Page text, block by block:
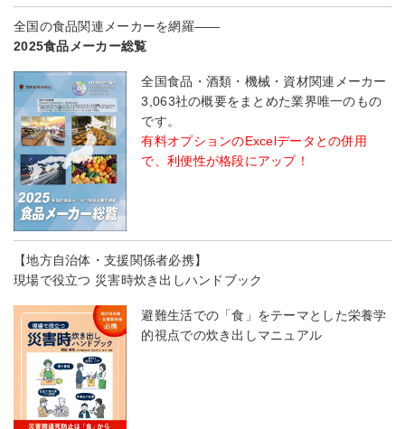
全国の食品関連メーカーを網羅――
2025食品メーカー総覧
全国食品・酒類・機械・資材関連メーカー
3,063社の概要をまとめた業界唯一のもの
です。
有料オプションのExcelデータとの併用
で、利便性が格段にアップ！
【地方自治体・支援関係者必携】
現場で役立つ 災害時炊き出しハンドブック
避難生活での「食」をテーマとした栄養学
的視点での炊き出しマニュアル